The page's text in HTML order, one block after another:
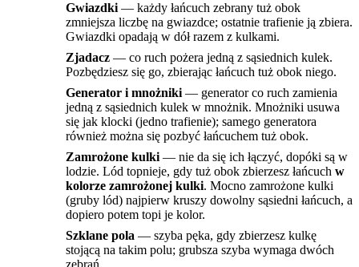
Gwiazdki — każdy łańcuch zebrany tuż obok
zmniejsza liczbę na gwiazdce; ostatnie trafienie ją zbiera.
Gwiazdki opadają w dół razem z kulkami.
Zjadacz — co ruch pożera jedną z sąsiednich kulek.
Pozbędziesz się go, zbierając łańcuch tuż obok niego.
Generator i mnożniki — generator co ruch zamienia
jedną z sąsiednich kulek w mnożnik. Mnożniki usuwa
się jak klocki (jedno trafienie); samego generatora
również można się pozbyć łańcuchem tuż obok.
Zamrożone kulki — nie da się ich łączyć, dopóki są w
lodzie. Lód topnieje, gdy tuż obok zbierzesz łańcuch w
kolorze zamrożonej kulki. Mocno zamrożone kulki
(gruby lód) najpierw kruszy dowolny sąsiedni łańcuch, a
dopiero potem topi je kolor.
Szklane pola — szyba pęka, gdy zbierzesz kulkę
stojącą na takim polu; grubsza szyba wymaga dwóch